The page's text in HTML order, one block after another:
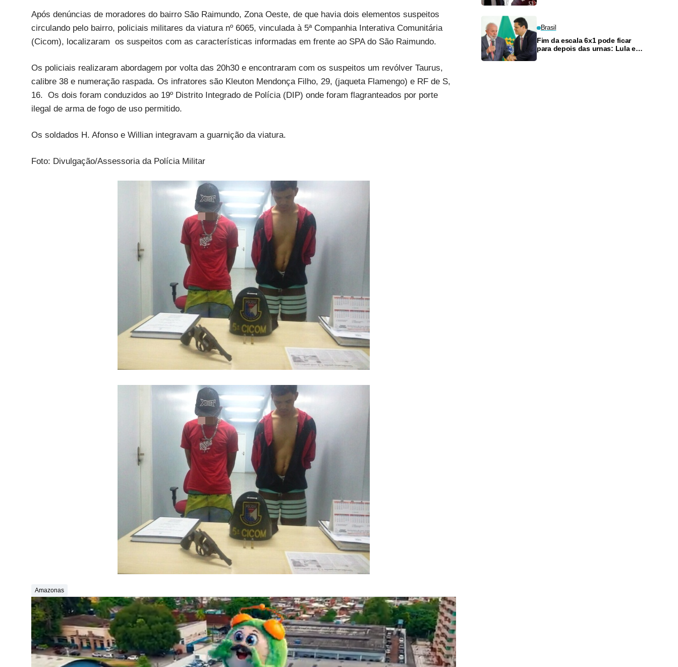
Após denúncias de moradores do bairro São Raimundo, Zona Oeste, de que havia dois elementos suspeitos
circulando pelo bairro, policiais militares da viatura nº 6065, vinculada à 5ª Companhia Interativa Comunitária
(Cicom), localizaram os suspeitos com as características informadas em frente ao SPA do São Raimundo.
Os policiais realizaram abordagem por volta das 20h30 e encontraram com os suspeitos um revólver Taurus,
calibre 38 e numeração raspada. Os infratores são Kleuton Mendonça Filho, 29, (jaqueta Flamengo) e RF de S,
16. Os dois foram conduzidos ao 19º Distrito Integrado de Polícia (DIP) onde foram flagranteados por porte
ilegal de arma de fogo de uso permitido.
Os soldados H. Afonso e Willian integravam a guarnição da viatura.
Foto: Divulgação/Assessoria da Polícia Militar
Amazonas
Brasil
Fim da escala 6x1 pode ficar
para depois das urnas: Lula e